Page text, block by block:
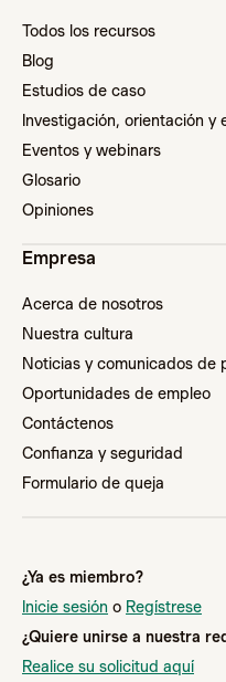
¿Ya es miembro?
Inicie sesión o Regístrese
¿Quiere unirse a nuestra
Realice su solicitud aquí
Todos los recursos
Blog
Estudios de caso
Investigación, orientación y
Eventos y webinars
Glosario
Opiniones
Empresa
Acerca de nosotros
Nuestra cultura
Noticias y comunicados de
Oportunidades de empleo
Contáctenos
Confianza y seguridad
Formulario de queja